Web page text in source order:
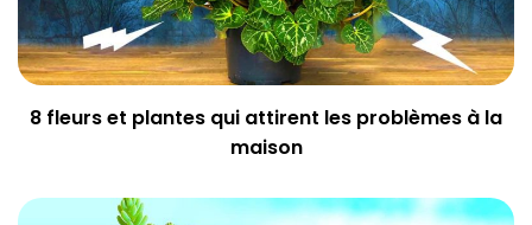
8 fleurs et plantes qui attirent les problèmes à la
maison